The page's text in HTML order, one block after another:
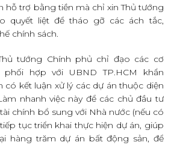
hỗ trợ bằng tiền mà chỉ xin Thủ tướng
quyết liệt để tháo gỡ các ách tắc,
chính sách.
tướng Chính phủ chỉ đạo các cơ
hợp với UBND TP.HCM khẩn
có kết luận xử lý các dự án thuộc diện
nhanh việc này để các chủ đầu tư
chính bổ sung với Nhà nước (nếu có
tục triển khai thực hiện dự án, giúp
hàng trăm dự án bất động sản, để